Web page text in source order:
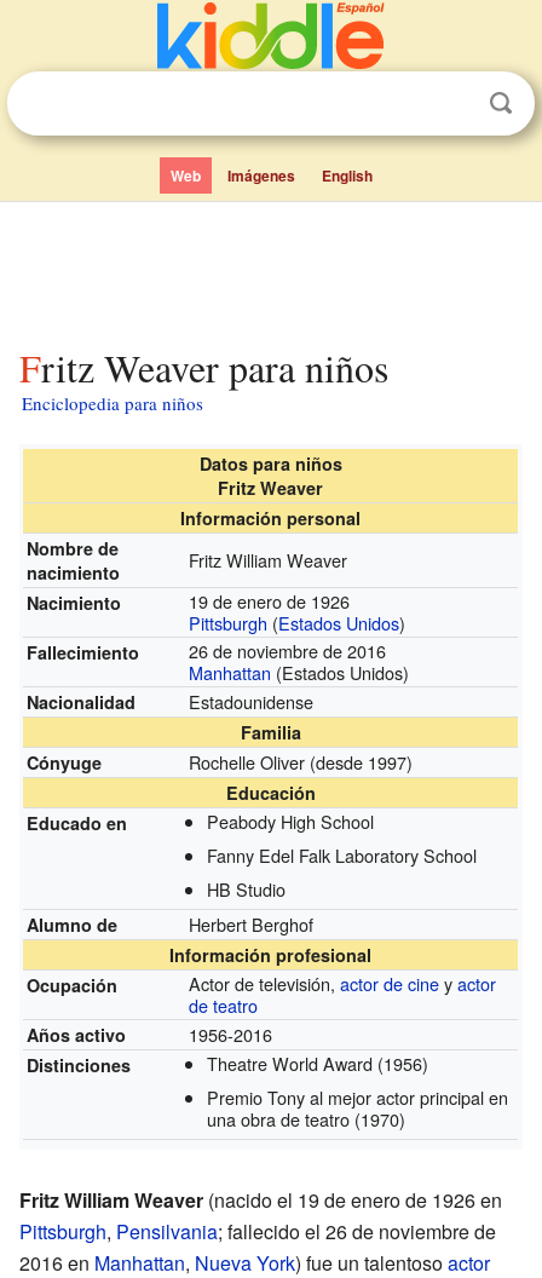
Web Imágenes English
Fritz Weaver para niños
Enciclopedia para niños
Datos para niños
Fritz Weaver
Información personal
Nombre de
nacimiento
Fritz William Weaver
Nacimiento
19 de enero de 1926
Pittsburgh (Estados Unidos)
Fallecimiento
26 de noviembre de 2016
Manhattan (Estados Unidos)
Nacionalidad Estadounidense
Familia
Cónyuge
Rochelle Oliver (desde 1997)
Educación
Educado en
Peabody High School
Fanny Edel Falk Laboratory School
HB Studio
Alumno de Herbert Berghof
Información profesional
Ocupación
Actor de televisión,actor de cineyactor
de teatro
Años activo 1956-2016
Distinciones Theatre World Award (1956)
Premio Tony al mejor actor principal en
una obra de teatro (1970)
Fritz William Weaver (nacido el 19 de enero de 1926 en
Pittsburgh, Pensilvania; fallecido el 26 de noviembre de
2016 en Manhattan, Nueva York) fue un talentosoactor